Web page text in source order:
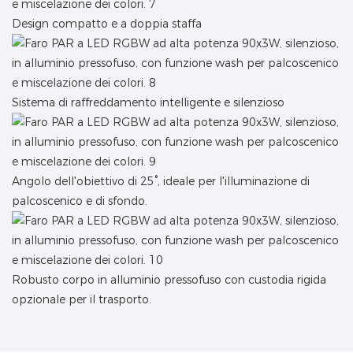
Design compatto e a doppia staffa
Sistema di raffreddamento intelligente e silenzioso
Angolo dell'obiettivo di 25°, ideale per l'illuminazione di
palcoscenico e di sfondo.
Robusto corpo in alluminio pressofuso con custodia rigida
opzionale per il trasporto.